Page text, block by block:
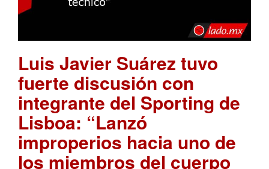
Luis Javier Suárez tuvo
fuerte discusión con
integrante del Sporting de
Lisboa: “Lanzó
improperios hacia uno de
los miembros del cuerpo